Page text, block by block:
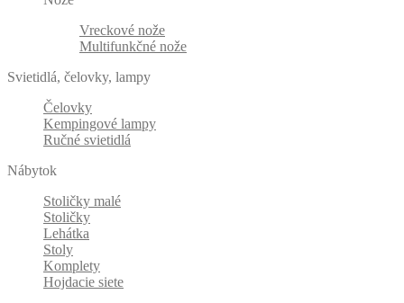
Vreckové nože
Multifunkčné nože
Svietidlá, čelovky, lampy
Čelovky
Kempingové lampy
Ručné svietidlá
Nábytok
Stoličky malé
Stoličky
Lehátka
Stoly
Komplety
Hojdacie siete